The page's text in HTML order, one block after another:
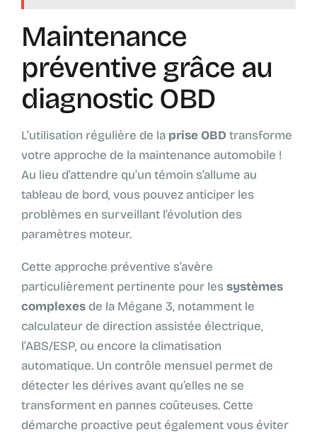
Maintenance
préventive grâce au
diagnostic OBD
L’utilisation régulière de la prise OBD transforme
votre approche de la maintenance automobile !
Au lieu d’attendre qu’un témoin s’allume au
tableau de bord, vous pouvez anticiper les
problèmes en surveillant l’évolution des
paramètres moteur.
Cette approche préventive s’avère
particulièrement pertinente pour lessystèmes
complexes de la Mégane 3, notamment le
calculateur de direction assistée électrique,
l’ABS/ESP, ou encore la climatisation
automatique. Un contrôle mensuel permet de
détecter les dérives avant qu’elles ne se
transforment en pannes coûteuses. Cette
démarche proactive peut également vous éviter